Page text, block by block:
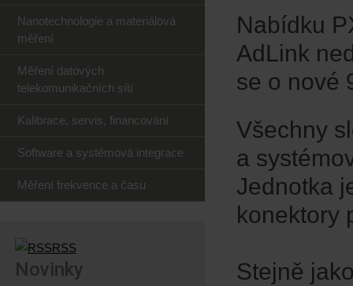
Nabídku
AdLink
se o nové
Všechny
a
Jednotka
konektory
Stejně
Nanotechnologie a materiálová
měření
Měření datových
telekomunikačních sítí
Kalibrace, servis, financování
Software a systémová integrace
Měření frekvence a času
RSS
Novinky